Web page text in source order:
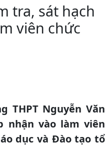
tra, sát hạch
viên chức
THPT Nguyễn Văn
nhận vào làm viên
dục và Đào tạo tổ